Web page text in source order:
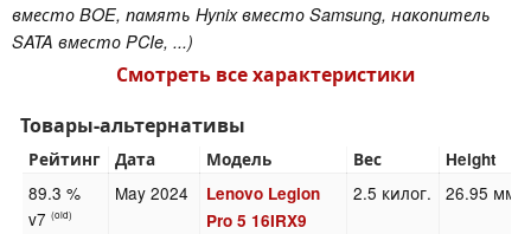
вместо BOE, память Hynix вместо Samsung, накопитель
SATA вместо PCIe, ...)
Смотреть все характеристики
Товары-альтернативы
Рейтинг Дата Модель Вес Height
89.3 %
v7(old)
May 2024
Lenovo Legion
Pro 5 16IRX9
2.5 килог. 26.95 мм